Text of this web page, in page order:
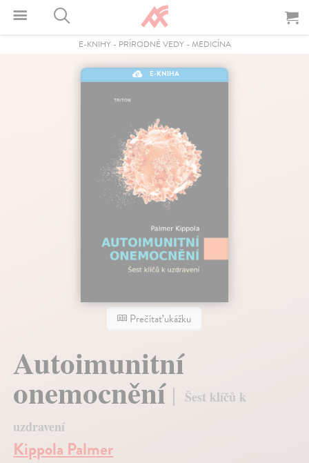
E-KNIHY- PRÍRODNÉ VEDY- MEDICÍNA
E-KNIHA
Prečítať ukážku
Autoimunitní
onemocnění
Šest klíčů k
uzdravení
Kippola Palmer